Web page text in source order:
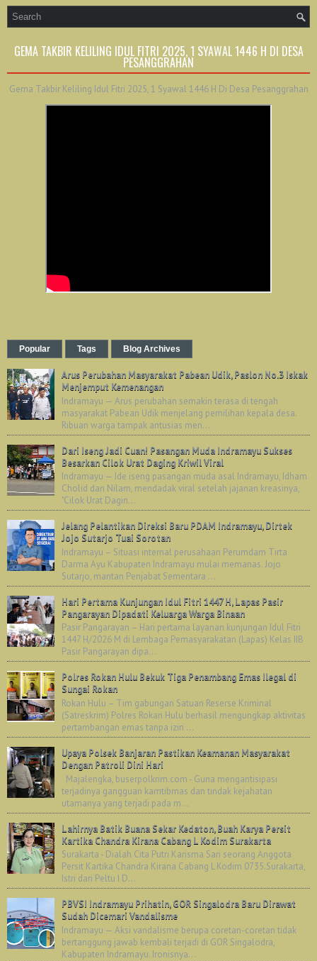
GEMA TAKBIR KELILING IDUL FITRI 2025, 1 SYAWAL 1446 H DI DESA
PESANGGRAHAN
Gema Takbir Keliling Idul Fitri 2025, 1 Syawal 1446 H Di Desa Pesanggrahan
Popular Tags Blog Archives
Arus Perubahan Masyarakat Pabean Udik, Paslon No.3 Iskak
Menjemput Kemenangan
Indramayu — Arus perubahan semakin terasa di tengah
masyarakat Pabean Udik menjelang pemilihan kepala desa.
Ribuan warga tampak antusias men...
Dari Iseng Jadi Cuan! Pasangan Muda Indramayu Sukses
Besarkan Cilok Urat Daging Kriwil Viral
Indramayu — Ide iseng pasangan muda asal Indramayu, Idham
Cholid dan Nilam, mendadak viral setelah jajanan kreasinya,
"Cilok Urat Dagin...
Jelang Pelantikan Direksi Baru PDAM Indramayu, Dirtek
Jojo Sutarjo Tuai Sorotan
Indramayu – Situasi internal perusahaan Perumdam Tirta
Darma Ayu Kabupaten Indramayu mulai memanas. Jojo
Sutarjo, mantan Penjabat Sementara ...
Hari Pertama Kunjungan Idul Fitri 1447 H, Lapas Pasir
Pangarayan Dipadati Keluarga Warga Binaan
Pasir Pangarayan – Hari pertama layanan kunjungan Idul Fitri
1447 H/2026 M di Lembaga Pemasyarakatan (Lapas) Kelas IIB
Pasir Pangarayan dipa...
Polres Rokan Hulu Bekuk Tiga Penambang Emas Ilegal di
Sungai Rokan
Rokan Hulu – Tim gabungan Satuan Reserse Kriminal
(Satreskrim) Polres Rokan Hulu berhasil mengungkap aktivitas
pertambangan emas tanpa izin ...
Upaya Polsek Banjaran Pastikan Keamanan Masyarakat
Dengan Patroli Dini Hari
Majalengka, buserpolkrim.com - Guna mengantisipasi
terjadinya gangguan kamtibmas dan tindak kejahatan
utamanya yang terjadi pada m...
Lahirnya Batik Buana Sekar Kedaton, Buah Karya Persit
Kartika Chandra Kirana Cabang L Kodim Surakarta
Surakarta - Dialah Cita Putri Karisma Sari seorang Anggota
Persit Kartika Chandra Kirana Cabang L Kodim 0735.Surakarta,
Istri dari Peltu I D...
PBVSI Indramayu Prihatin, GOR Singalodra Baru Dirawat
Sudah Dicemari Vandalisme
Indramayu — Aksi vandalisme berupa coretan-coretan tidak
bertanggung jawab kembali terjadi di GOR Singalodra,
Kabupaten Indramayu. Ironisnya...